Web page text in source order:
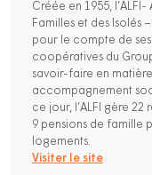
Créée en 1955,
Familles et des Isolés
pour le compte de ses
coopératives du
savoir-faire en
accompagnement
ce jour, l’ALFI gère
9 pensions de famille
logements.
Visiter le site